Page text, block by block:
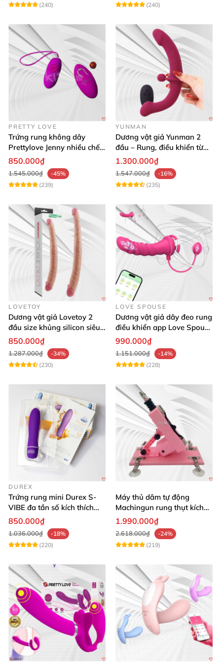
(240)
(240)
PRETTY LOVE
Trứng rung không dây
Prettylove Jenny nhiều chế
độ rung silicone Nhật
850.000₫
1.545.000₫
-45%
(239)
YUNMAN
Dương vật giả Yunman 2
đầu – Rung, điều khiển từ
xa cho les cực phê
1.300.000₫
1.547.000₫
-16%
(235)
LOVETOY
Dương vật giả Lovetoy 2
đầu size khủng silicon siêu
mềm có thể uốn
850.000₫
1.287.000₫
-34%
(230)
LOVE SPOUSE
Dương vật giả dây đeo rung
điều khiển app Love Spouse
thỏa mãn
990.000₫
1.151.000₫
-14%
(228)
DUREX
Trứng rung mini Durex S-
VIBE đa tần số kích thích
điểm G
850.000₫
1.036.000₫
-18%
(220)
Máy thủ dâm tự động
Machingun rung thụt kích
thích âm đạo cực phê
1.990.000₫
2.618.000₫
-24%
(219)